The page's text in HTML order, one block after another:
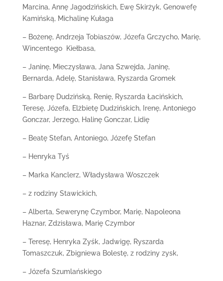
Marcina, Annę Jagodzińskich, Ewę Skirżyk, Genowefę
Kamińską, Michalinę Kułaga
– Bożenę, Andrzeja Tobiaszów, Józefa Grczycho, Marię,
Wincentego Kiełbasa,
– Janinę, Mieczysława, Jana Szwejda, Janinę,
Bernarda, Adelę, Stanisława, Ryszarda Gromek
– Barbarę Dudzińską, Renię, Ryszarda Łacińskich,
Teresę, Józefa, Elżbietę Dudzińskich, Irenę, Antoniego
Gonczar, Jerzego, Halinę Gonczar, Lidię
– Beatę Stefan, Antoniego, Józefę Stefan
– Henryka Tyś
– Marka Kanclerz, Władysława Woszczek
– z rodziny Stawickich,
– Alberta, Sewerynę Czymbor, Marię, Napoleona
Haznar, Zdzisława, Marię Czymbor
– Teresę, Henryka Zyśk, Jadwigę, Ryszarda
Tomaszczuk, Zbigniewa Bolestę, z rodziny zysk,
– Józefa Szumlańskiego